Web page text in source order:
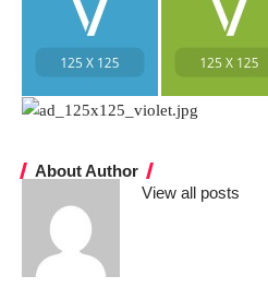
About Author
View all posts